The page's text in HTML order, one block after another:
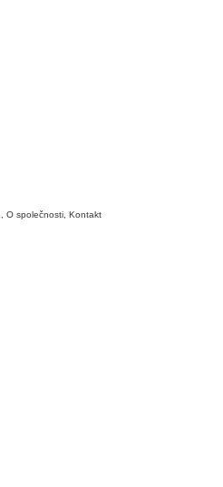
O společnosti Kontakt